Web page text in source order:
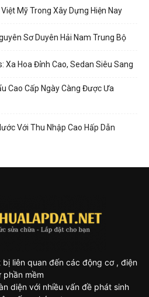
Mỹ Trong Xây Dựng Hiện Nay
Sơ Duyên Hải Nam Trung Bộ
Xa Hoa Đỉnh Cao, Sedan Siêu Sang
Cao Cấp Ngày Càng Được Ưa
Với Thu Nhập Cao Hấp Dẫn
liên quan đến các động cơ , điện
phần mềm
diện với nhiều vấn đề phát sinh